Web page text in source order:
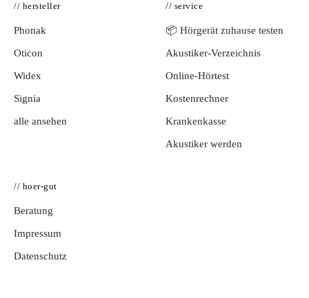
// hersteller
Phonak
Oticon
Widex
Signia
alle ansehen
// service
📦 Hörgerät zuhause testen
Akustiker-Verzeichnis
Online-Hörtest
Kostenrechner
Krankenkasse
Akustiker werden
// hoer-gut
Beratung
Impressum
Datenschutz